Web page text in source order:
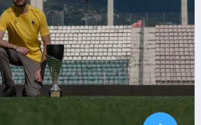
JOIN OUR DISCORD
EL EN